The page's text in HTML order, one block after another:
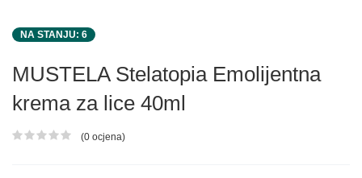
NA STANJU: 6
MUSTELA Stelatopia Emolijentna
krema za lice 40ml
Ocjena proizvoda
(0 ocjena)